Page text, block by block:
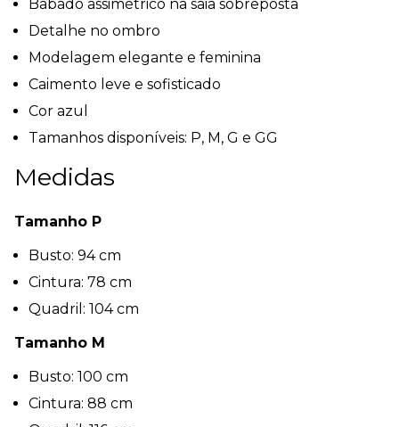
Babado assimétrico na saia sobreposta
Detalhe no ombro
Modelagem elegante e feminina
Caimento leve e sofisticado
Cor azul
Tamanhos disponíveis: P, M, G e GG
Medidas
Tamanho P
Busto: 94 cm
Cintura: 78 cm
Quadril: 104 cm
Tamanho M
Busto: 100 cm
Cintura: 88 cm